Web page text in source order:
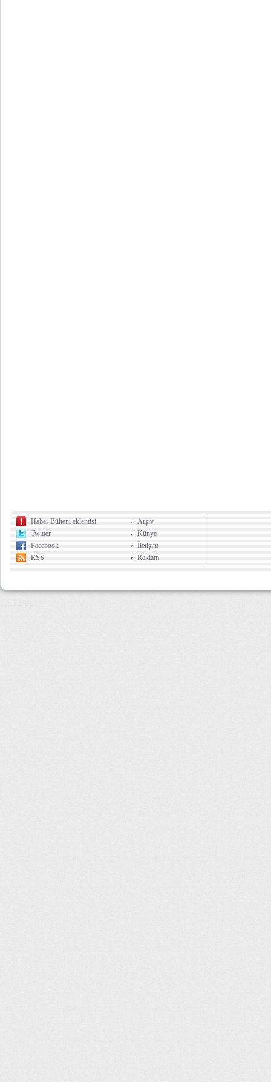
Haber Bülteni eklentisi
Twitter
Facebook
RSS
Arşiv
Künye
İletişim
Reklam